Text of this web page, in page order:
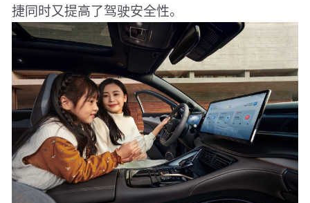
捷同时又提高了驾驶安全性。